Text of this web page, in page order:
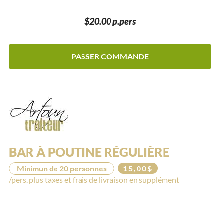
$20.00 p.pers
PASSER COMMANDE
BAR À POUTINE RÉGULIÈRE
Minimun de 20 personnes
15,00$
/pers. plus taxes et frais de livraison en supplément